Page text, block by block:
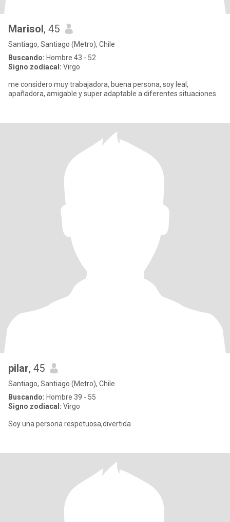
Marisol, 45
Santiago, Santiago (Metro), Chile
Buscando: Hombre 43 - 52
Signo zodiacal: Virgo
me considero muy trabajadora, buena persona, soy leal,
apañadora, amigable y super adaptable a diferentes situaciones
pilar, 45
Santiago, Santiago (Metro), Chile
Buscando: Hombre 39 - 55
Signo zodiacal: Virgo
Soy una persona respetuosa,divertida